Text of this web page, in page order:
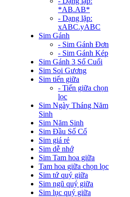
*AB.AB*
- Dạng lặp:
xABC.yABC
Sim Gánh
- Sim Gánh Đơn
- Sim Gánh Kép
Sim Gánh 3 Số Cuối
Sim Soi Gương
Sim tiến giữa
- Tiến giữa chọn
lọc
Sim Ngày Tháng Năm
Sinh
Sim Năm Sinh
Sim Đầu Số Cổ
Sim giá rẻ
Sim dễ nhớ
Sim Tam hoa giữa
Tam hoa giữa chọn lọc
Sim tứ quý giữa
Sim ngũ quý giữa
Sim lục quý giữa